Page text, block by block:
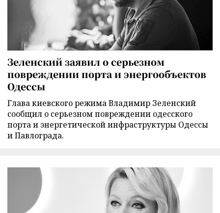
Зеленский заявил о серьезном
повреждении порта и энергообъектов
Одессы
Глава киевского режима Владимир Зеленский
сообщил о серьезном повреждении одесского
порта и энергетической инфраструктуры Одессы
и Павлограда.